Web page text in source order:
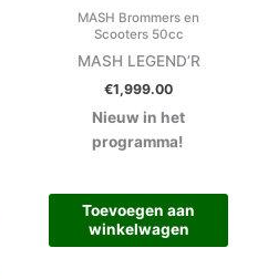
MASH Brommers en
Scooters 50cc
MASH LEGEND’R
€1,999.00
Nieuw in het
programma!
Toevoegen aan
winkelwagen